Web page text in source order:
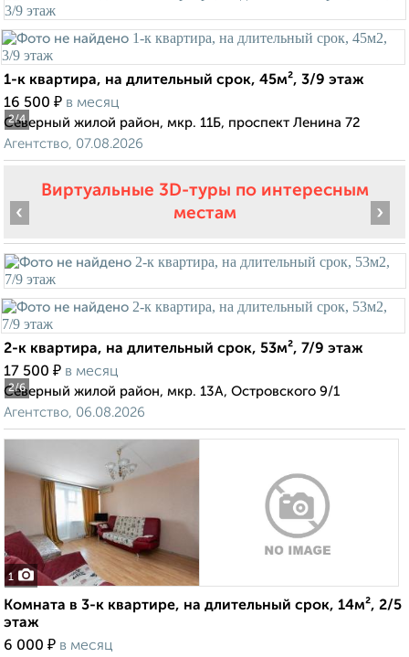
2/4
1-к квартира, на длительный срок, 45м², 3/9 этаж
16 500 ₽ в месяц
Северный жилой район, мкр. 11Б, проспект Ленина 72
Агентство, 07.08.2026
Виртуальные 3D-туры по интересным
местам
2/6
‹ ›
2-к квартира, на длительный срок, 53м², 7/9 этаж
17 500 ₽ в месяц
Северный жилой район, мкр. 13А, Островского 9/1
Агентство, 06.08.2026
1
Комната в 3-к квартире, на длительный срок, 14м², 2/5
этаж
6 000 ₽ в месяц